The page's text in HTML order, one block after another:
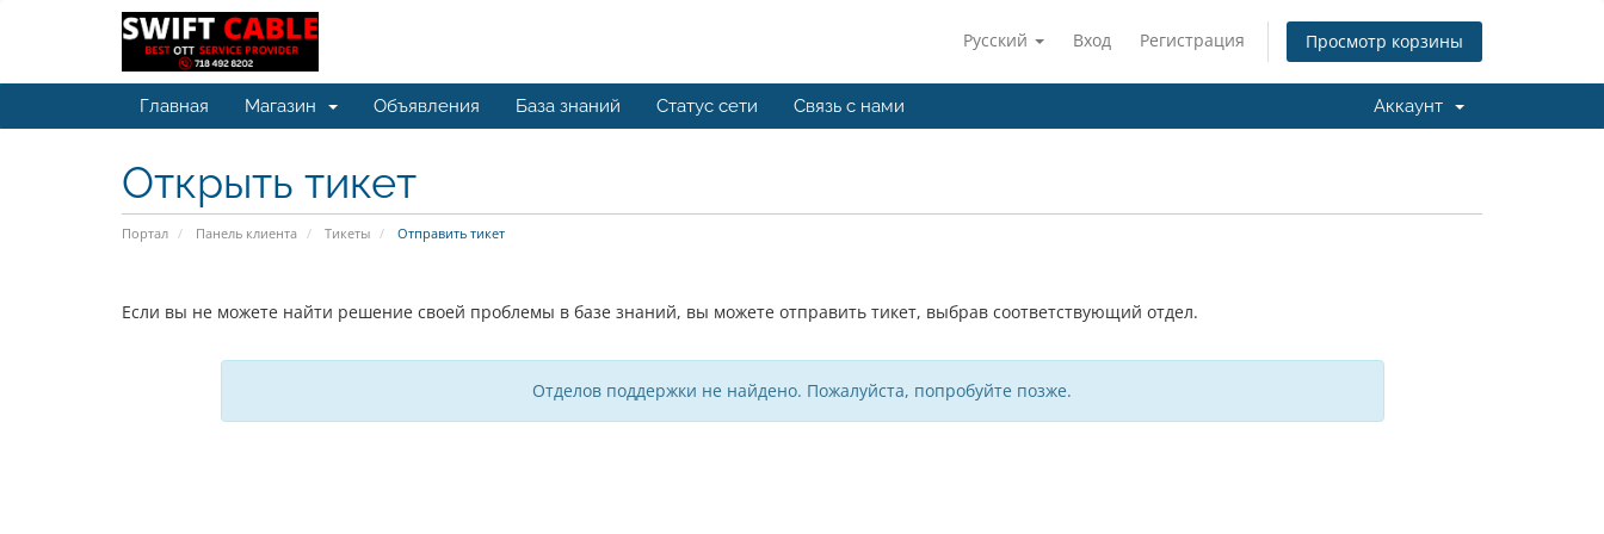
Русский Вход Регистрация Просмотр корзины
Главная Магазин Объявления База знаний Статус сети Связь с нами Аккаунт
Открыть тикет
Портал Панель клиента Тикеты Отправить тикет
Если вы не можете найти решение своей проблемы в базе знаний, вы можете отправить тикет, выбрав соответствующий отдел.
Отделов поддержки не найдено. Пожалуйста, попробуйте позже.